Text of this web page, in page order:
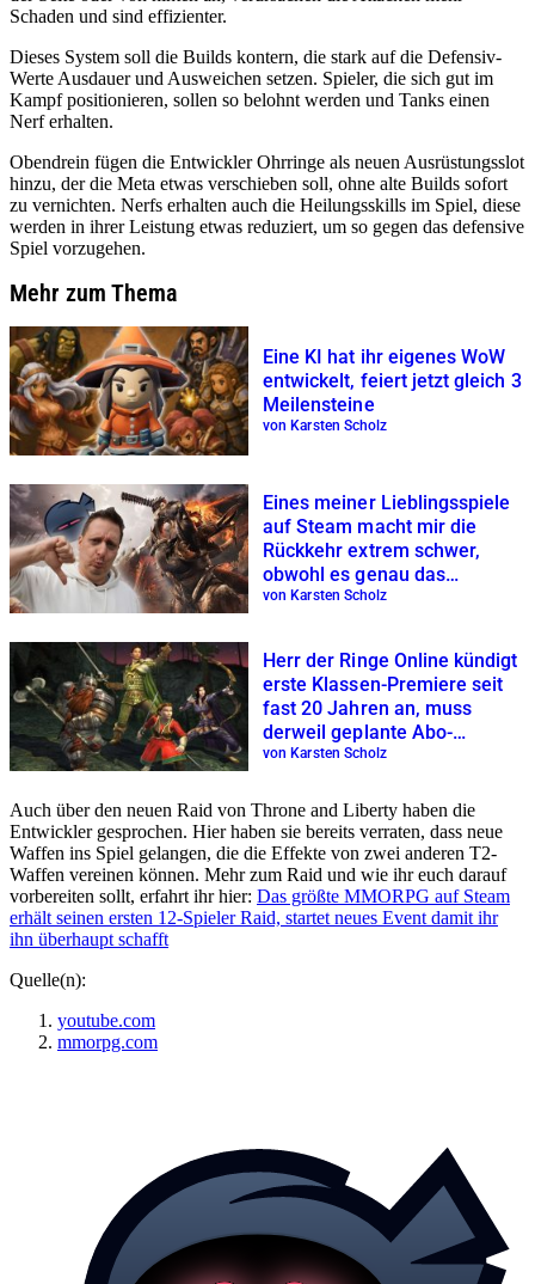
Schaden und sind effizienter.
Dieses System soll die Builds kontern, die stark auf die Defensiv-
Werte Ausdauer und Ausweichen setzen. Spieler, die sich gut im
Kampf positionieren, sollen so belohnt werden und Tanks einen
Nerf erhalten.
Obendrein fügen die Entwickler Ohrringe als neuen Ausrüstungsslot
hinzu, der die Meta etwas verschieben soll, ohne alte Builds sofort
zu vernichten. Nerfs erhalten auch die Heilungsskills im Spiel, diese
werden in ihrer Leistung etwas reduziert, um so gegen das defensive
Spiel vorzugehen.
Mehr zum Thema
Eine KI hat ihr eigenes WoW
entwickelt, feiert jetzt gleich 3
Meilensteine
von Karsten Scholz
Eines meiner Lieblingsspiele
auf Steam macht mir die
Rückkehr extrem schwer,
obwohl es genau das
Gegenteil erreichen will
von Karsten Scholz
Herr der Ringe Online kündigt
erste Klassen-Premiere seit
fast 20 Jahren an, muss
derweil geplante Abo-
Erhöhung verschieben
von Karsten Scholz
Auch über den neuen Raid von Throne and Liberty haben die
Entwickler gesprochen. Hier haben sie bereits verraten, dass neue
Waffen ins Spiel gelangen, die die Effekte von zwei anderen T2-
Waffen vereinen können. Mehr zum Raid und wie ihr euch darauf
vorbereiten sollt, erfahrt ihr hier: Das größte MMORPG auf Steam
erhält seinen ersten 12-Spieler Raid, startet neues Event damit ihr
ihn überhaupt schafft
Quelle(n):
youtube.com
mmorpg.com